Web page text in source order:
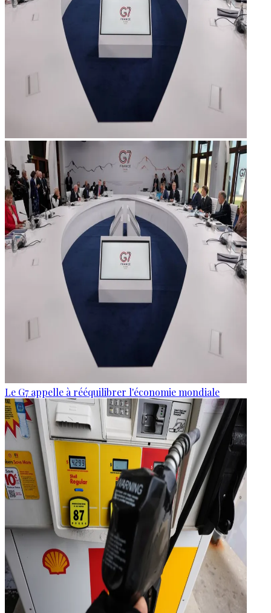
Le G7 appelle à rééquilibrer l'économie mondiale